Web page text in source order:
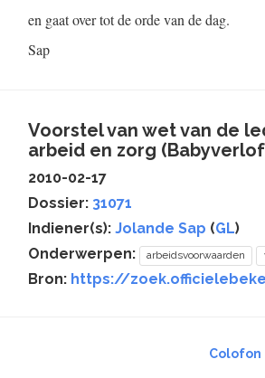
en gaat over tot de orde van de dag.
Sap
Voorstel van wet van de
arbeid en zorg
2010-02-17
Dossier: 31071
Indiener(s): Jolande Sap (GL)
Onderwerpen:
arbeidsvoorwaarden
Bron: https://
Colofon